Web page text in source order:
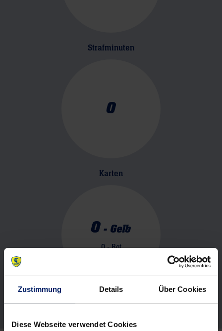
Zustimmung Details Über Cookies
Diese Webseite verwendet Cookies
Strafminuten
0
Karten
0 - Gelb
0- Rot